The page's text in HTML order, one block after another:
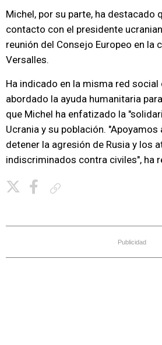
Michel, por su parte, ha destacado
contacto con el presidente
reunión del Consejo Europeo en la
Versalles.
Ha indicado en la misma red social
abordado la ayuda humanitaria
que Michel ha enfatizado la
Ucrania y su población. "Apoyamos
detener la agresión de Rusia y los
indiscriminados contra civiles", ha
Publicidad